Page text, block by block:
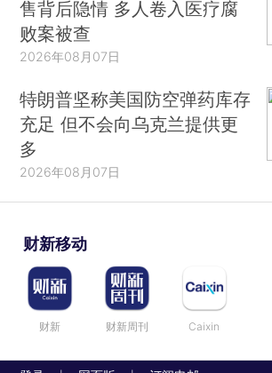
售背后隐情 多人卷入医疗腐
败案被查
2026年08月07日
特朗普坚称美国防空弹药库存
充足 但不会向乌克兰提供更
多
2026年08月07日
财新移动
财新 财新周刊 Caixin